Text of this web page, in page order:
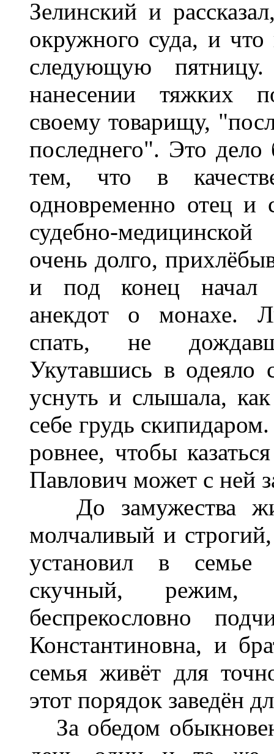
Зелинский и
окружного суда, и что
следующую
нанесении тяжких
своему товарищу,
последнего". Это дело
тем, что в
одновременно отец и
судебно-
очень долго,
и под конец начал
анекдот о монахе.
спать, не
Укутавшись в одеяло
уснуть и слышала,
себе грудь
ровнее, чтобы
Павлович может с ней
До замужества
молчаливый и
установил в семье
скучный, режим,
беспрекословно
Константиновна, и
семья живёт для
этот порядок заведён
За обедом